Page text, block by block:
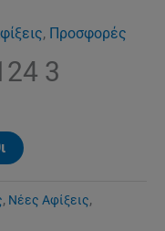
, Προσφορές
3
, Νέες Αφίξεις,